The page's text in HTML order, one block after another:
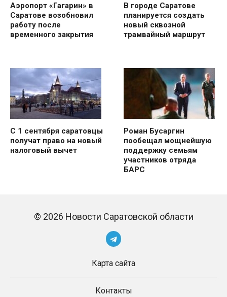
Аэропорт «Гагарин» в
Саратове возобновил
работу после
временного закрытия
В городе Саратове
планируется создать
новый сквозной
трамвайный маршрут
С 1 сентября саратовцы
получат право на новый
налоговый вычет
Роман Бусаргин
пообещал мощнейшую
поддержку семьям
участников отряда
БАРС
© 2026 Новости Саратовской области
Карта сайта
Контакты